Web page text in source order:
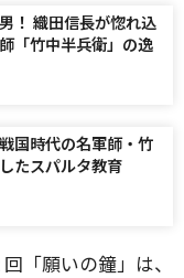
！ 織田信長が惚れ込
「竹中半兵衛」の逸
国時代の名軍師・竹
たスパルタ教育
「願いの鐘」は、